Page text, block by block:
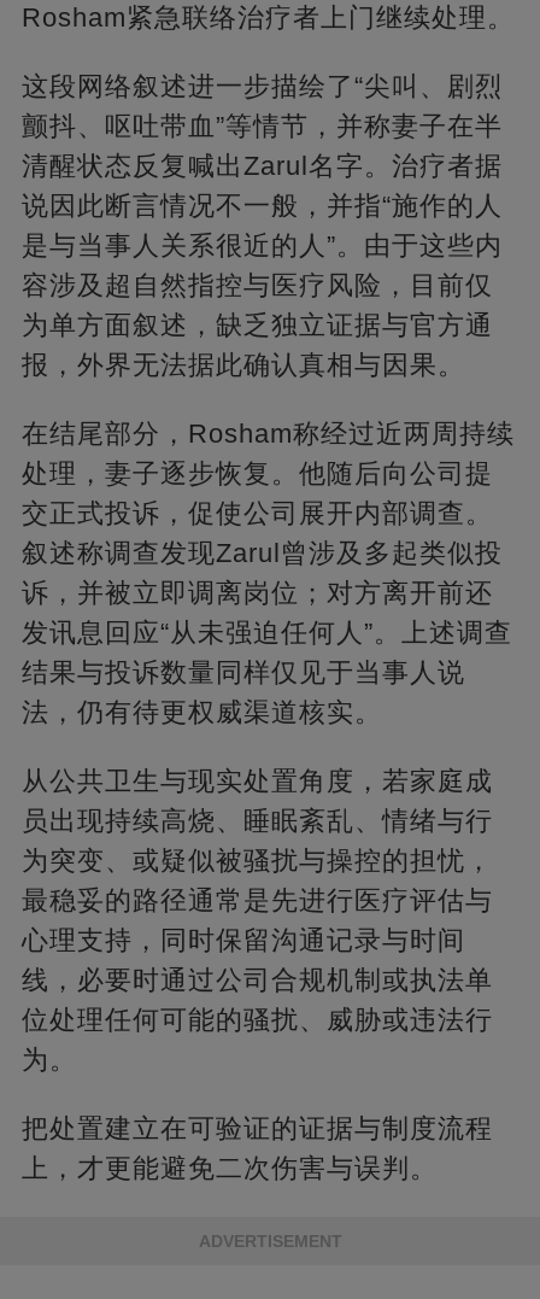
Rosham紧急联络治疗者上门继续处理。
这段网络叙述进一步描绘了“尖叫、剧烈
颤抖、呕吐带血”等情节，并称妻子在半
清醒状态反复喊出Zarul名字。治疗者据
说因此断言情况不一般，并指“施作的人
是与当事人关系很近的人”。由于这些内
容涉及超自然指控与医疗风险，目前仅
为单方面叙述，缺乏独立证据与官方通
报，外界无法据此确认真相与因果。
在结尾部分，Rosham称经过近两周持续
处理，妻子逐步恢复。他随后向公司提
交正式投诉，促使公司展开内部调查。
叙述称调查发现Zarul曾涉及多起类似投
诉，并被立即调离岗位；对方离开前还
发讯息回应“从未强迫任何人”。上述调查
结果与投诉数量同样仅见于当事人说
法，仍有待更权威渠道核实。
从公共卫生与现实处置角度，若家庭成
员出现持续高烧、睡眠紊乱、情绪与行
为突变、或疑似被骚扰与操控的担忧，
最稳妥的路径通常是先进行医疗评估与
心理支持，同时保留沟通记录与时间
线，必要时通过公司合规机制或执法单
位处理任何可能的骚扰、威胁或违法行
为。
把处置建立在可验证的证据与制度流程
上，才更能避免二次伤害与误判。
ADVERTISEMENT